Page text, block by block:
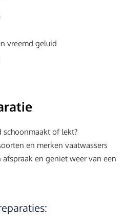
vreemd geluid
schoonmaakt of lekt?
en merken vaatwassers
en geniet weer van een